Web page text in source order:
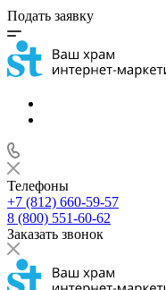
Подать заявку
Телефоны
+7 (812) 660-59-57
8 (800) 551-60-62
Заказать звонок